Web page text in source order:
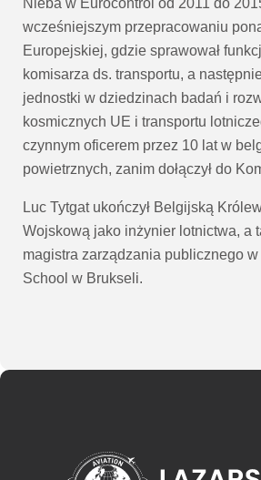
Nieba w Eurocontrol od 2011 do
wcześniejszym przepracowaniu
Europejskiej, gdzie sprawował
komisarza ds. transportu, a
jednostki w dziedzinach badań i
kosmicznych UE i transportu
czynnym oficerem przez 10 lat w
powietrznych, zanim dołączył do
Luc Tytgat ukończył Belgijską
Wojskową jako inżynier lotnictwa, a
magistra zarządzania publicznego
School w Brukseli.